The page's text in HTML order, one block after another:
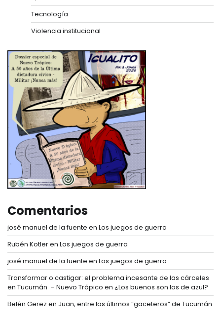
Tecnología
Violencia institucional
Comentarios
josé manuel de la fuente en Los juegos de guerra
Rubén Kotleren Los juegos de guerra
josé manuel de la fuente en Los juegos de guerra
Transformar o castigar: el problema incesante de las cárceles
en Tucumán – Nuevo Trópico en ¿Los buenos son los de azul?
Belén Gerez en Juan, entre los últimos “gaceteros” de Tucumán